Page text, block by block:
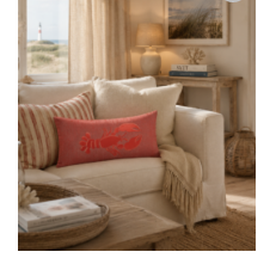
Add to
wishlist